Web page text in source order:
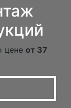
цене от 37